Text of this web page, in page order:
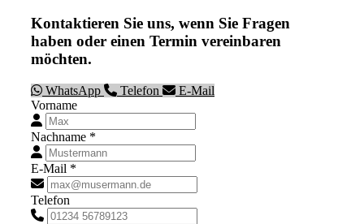
Kontaktieren Sie uns, wenn Sie Fragen
haben oder einen Termin vereinbaren
möchten.
WhatsApp Telefon
E-Mail
Vorname
Nachname *
E-Mail *
Telefon